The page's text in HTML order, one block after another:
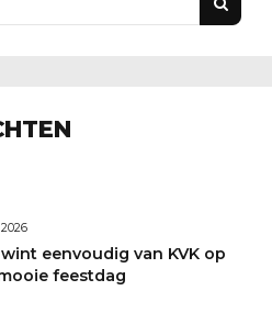
wint eenvoudig van KVK op
feestdag